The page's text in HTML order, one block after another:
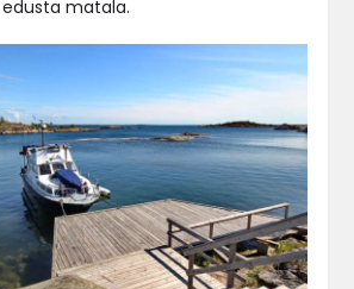
matala.